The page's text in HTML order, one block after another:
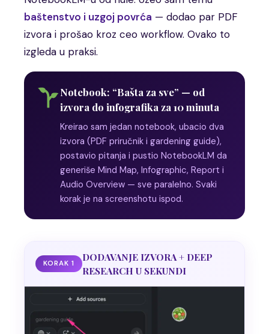
baštenstvo i uzgoj povrća — dodao par PDF
izvora i prošao kroz ceo workflow. Ovako to
izgleda u praksi.
Notebook: “Bašta za sve” — od
izvora do infografika za 10 minuta
Kreirao sam jedan notebook, ubacio dva
izvora (PDF priručnik i gardening guide),
postavio pitanja i pustio NotebookLM da
generiše Mind Map, Infographic, Report i
Audio Overview — sve paralelno. Svaki
korak je na screenshotu ispod.
KORAK 1
DODAVANJE IZVORA + DEEP
RESEARCH U SEKUNDI